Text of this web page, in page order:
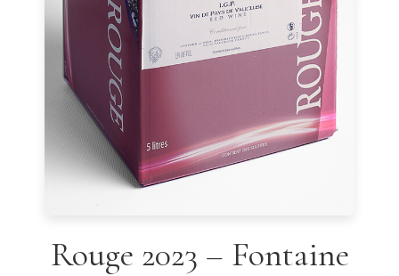
Rouge 2023 – Fontaine